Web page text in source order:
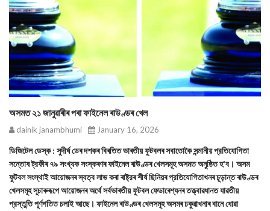
অসমত ২১ জানুৱাৰীৰ পৰা ফাইনেল ৰাউণ্ডৰ খেল
dainik janambhumi January 16, 2026
ডিজিটেল ডেস্ক : সুদীর্ঘ ডেৰ দশকৰ বিৰতিত ভাৰতীয় ফুটবলৰ সবাতোকৈ সন্মানীয় প্রতিযোগিতা
সন্তোষ ট্রফীৰ ৭৯ সংখ্যক সংস্কৰণৰ ফাইনেল ৰাউণ্ডৰ খেলসমূহ অসমত অনুষ্ঠিত হ'ব। অসম
ফুটবল সংস্থাই আয়োজনৰ স্বত্ব লাভ কৰা ৰাষ্ট্রৰ শীর্ষ ছিনিয়ৰ প্রতিযোগিতাখনৰ চূড়ান্ত ৰাউণ্ডৰ
খেলসমূহ সূচাৰুৰূপে আয়োজনৰ অর্থে সর্বভাৰতীয় ফুটবল ফেডাৰেশ্যনৰ তত্ত্বাৱধানত যাৱতীয়
প্রস্তুতি পূর্ণগতিত চলাই আছে। ফাইনেল ৰাউণ্ডৰ খেলসমূহ অসমৰ ঢকুৱাখনাৰ বানে ধোৱা